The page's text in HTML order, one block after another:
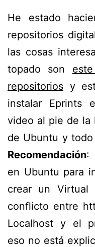
He estado
repositorios
las cosas
topado son
repositorios y
instalar Eprints
video al pie de la
de Ubuntu y
Recomendación:
en Ubuntu para
crear un Virtual
conflicto entre
Localhost y el
eso no está